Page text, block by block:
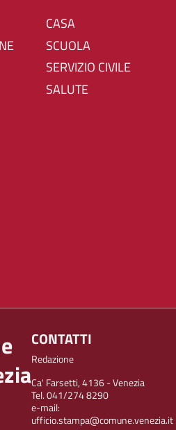
CASA
SCUOLA
SERVIZIO CIVILE
SALUTE
CONTATTI
Redazione
Ca' Farsetti, 4136 - Venezia
Tel. 041/274 8290
e-mail:
ufficio.stampa@comune.venezia.it